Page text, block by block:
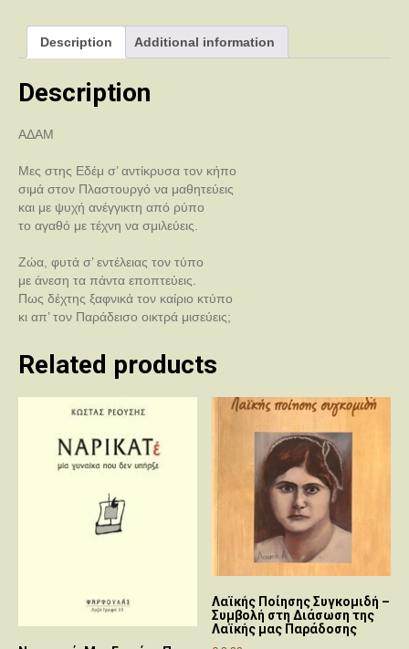
Description Additional information
Description
ΑΔΑΜ
Μες στης Εδέμ σ’ αντίκρυσα τον κήπο
σιμά στον Πλαστουργό να μαθητεύεις
και με ψυχή ανέγγικτη από ρύπο
το αγαθό με τέχνη να σμιλεύεις.
Ζώα, φυτά σ’ εντέλειας τον τύπο
με άνεση τα πάντα εποπτεύεις.
Πως δέχτης ξαφνικά τον καίριο κτύπο
κι απ’ τον Παράδεισο οικτρά μισεύεις;
Related products
Λαϊκής Ποίησης Συγκομιδή –
Συμβολή στη Διάσωση της
Λαϊκής μας Παράδοσης